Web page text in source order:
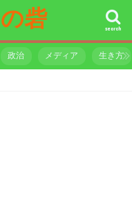
砦 search
政治 メディア 生き方